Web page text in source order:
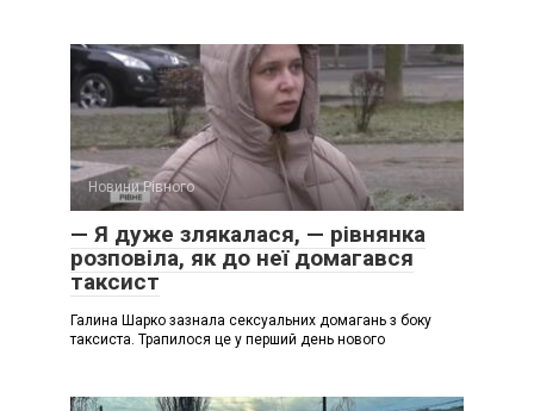
Новини Рівного
— Я дуже злякалася, — рівнянка
розповіла, як до неї домагався
таксист
Галина Шарко зазнала сексуальних домагань з боку
таксиста. Трапилося це у перший день нового